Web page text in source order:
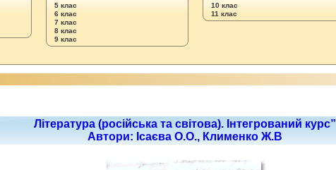
5 клас
6 клас
7 клас
8 клас
9 клас
10 клас
11 клас
Література (російська та світова). Інтегрований курс”
Автори: Ісаєва О.О., Клименко Ж.В